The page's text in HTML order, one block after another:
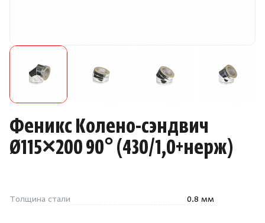
Запчасти
Отопление
Для хаммама
Ароматы
Феникс Колено-сэндвич
Ø115×200 90°(430/1,0+нерж)
Толщина стали 0.8 мм